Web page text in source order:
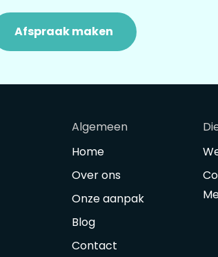
Afspraak maken
Algemeen
Home
Over ons
Onze aanpak
Blog
Contact